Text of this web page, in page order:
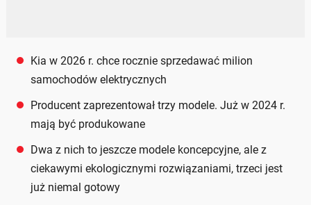
Kia w 2026 r. chce rocznie sprzedawać milion
samochodów elektrycznych
Producent zaprezentował trzy modele. Już w 2024 r.
mają być produkowane
Dwa z nich to jeszcze modele koncepcyjne, ale z
ciekawymi ekologicznymi rozwiązaniami, trzeci jest
już niemal gotowy